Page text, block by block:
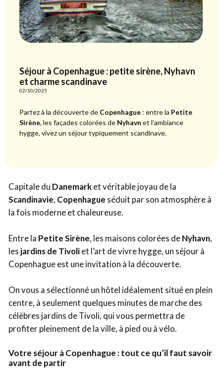
Séjour à Copenhague : petite sirène, Nyhavn
et charme scandinave
02/10/2025
Partez à la découverte de Copenhague: entre la Petite
Sirène, les façades colorées de Nyhavn et l’ambiance
hygge, vivez un séjour typiquement scandinave.
Capitale du Danemarket véritable joyau de la
Scandinavie, Copenhague séduit par son atmosphère à
la fois moderne et chaleureuse.
Entre la Petite Sirène, les maisons colorées deNyhavn,
les jardins de Tivoliet l’art de vivre hygge, un séjour à
Copenhague est une invitation à la découverte.
On vous a sélectionné un hôtel idéalement situé en plein
centre, à seulement quelques minutes de marche des
célèbres jardins de Tivoli, qui vous permettra de
profiter pleinement de la ville, à pied ou à vélo.
Votre séjour à Copenhague : tout ce qu’il faut savoir
avant de partir